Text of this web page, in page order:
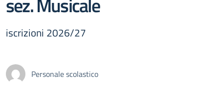
iscrizioni 2026/27
Personale scolastico